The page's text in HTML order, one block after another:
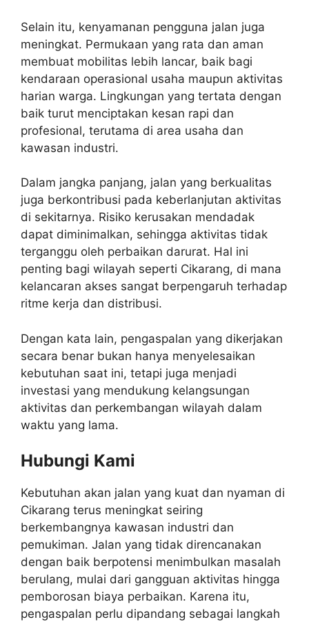
Selain itu, kenyamanan pengguna jalan juga
meningkat. Permukaan yang rata dan aman
membuat mobilitas lebih lancar, baik bagi
kendaraan operasional usaha maupun aktivitas
harian warga. Lingkungan yang tertata dengan
baik turut menciptakan kesan rapi dan
profesional, terutama di area usaha dan
kawasan industri.
Dalam jangka panjang, jalan yang berkualitas
juga berkontribusi pada keberlanjutan aktivitas
di sekitarnya. Risiko kerusakan mendadak
dapat diminimalkan, sehingga aktivitas tidak
terganggu oleh perbaikan darurat. Hal ini
penting bagi wilayah seperti Cikarang, di mana
kelancaran akses sangat berpengaruh terhadap
ritme kerja dan distribusi.
Dengan kata lain, pengaspalan yang dikerjakan
secara benar bukan hanya menyelesaikan
kebutuhan saat ini, tetapi juga menjadi
investasi yang mendukung kelangsungan
aktivitas dan perkembangan wilayah dalam
waktu yang lama.
Hubungi Kami
Kebutuhan akan jalan yang kuat dan nyaman di
Cikarang terus meningkat seiring
berkembangnya kawasan industri dan
pemukiman. Jalan yang tidak direncanakan
dengan baik berpotensi menimbulkan masalah
berulang, mulai dari gangguan aktivitas hingga
pemborosan biaya perbaikan. Karena itu,
pengaspalan perlu dipandang sebagai langkah